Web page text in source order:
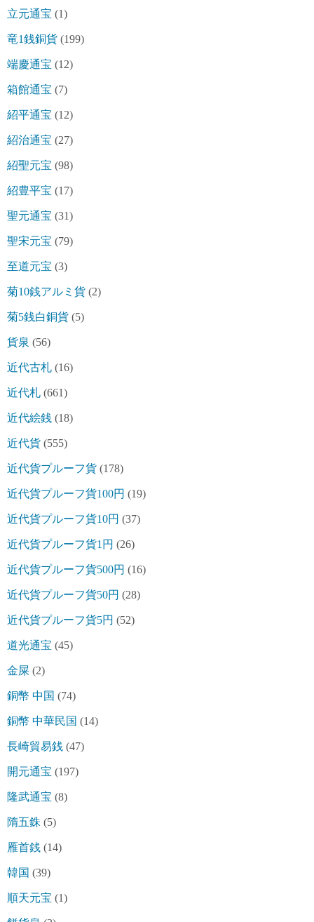
立元通宝 (1)
竜1銭銅貨 (199)
端慶通宝 (12)
箱館通宝 (7)
紹平通宝 (12)
紹治通宝 (27)
紹聖元宝 (98)
紹豊平宝 (17)
聖元通宝 (31)
聖宋元宝 (79)
至道元宝 (3)
菊10銭アルミ貨 (2)
菊5銭白銅貨 (5)
貨泉 (56)
近代古札 (16)
近代札 (661)
近代絵銭 (18)
近代貨 (555)
近代貨プルーフ貨 (178)
近代貨プルーフ貨100円 (19)
近代貨プルーフ貨10円 (37)
近代貨プルーフ貨1円 (26)
近代貨プルーフ貨500円 (16)
近代貨プルーフ貨50円 (28)
近代貨プルーフ貨5円 (52)
道光通宝 (45)
金屎 (2)
銅幣 中国 (74)
銅幣 中華民国 (14)
長崎貿易銭 (47)
開元通宝 (197)
隆武通宝 (8)
隋五銖 (5)
雁首銭 (14)
韓国 (39)
順天元宝 (1)